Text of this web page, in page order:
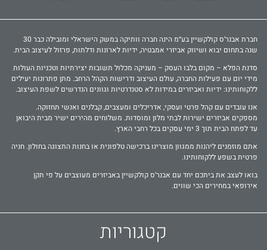
חברת אבנר‘ס קולקשיין בע״מ הינה חברה וותיקה במשק הישראלי ומובילה כבר 30
שנה בתחום יבוא ושיווק אביזרי אמבטיה, ידיות לארונות ודלתות, פרזול לעיצוב הבית.
סדנת הפלא – מקום בלבו העסק – מעניקה מכלול תשובות יצירתיות וטכניות העולות
מידי יום עם פעילות החברה, עולם העיצוב ודרישות הקהל הרחב. מתן פתרונות יעילים
ללקוחותינו: ידיות ואביזרים במידות לא סטנדרטיות וגוונים הנדרשים לשפת העיצוב.
אנו עובדים עם קהל פרטי ועסקי, אדריכלים ומעצבים, קבלנים ואנשי תחזוקה.
מספקים אביזרים ישירות לבתי מלון ומוסדות. משלוחים מהירים ישיר מבית היבואן
עד לפתח הבית תוך 3 ימי עסקים בכל רחבי הארץ.
אתם מוזמנים ליהנות ממגוון מוצרינו ברכישה טלפונית או בחנות התצוגה בחולון. חניה
פרטית בשפע ללקוחותינו.
בואו לעצב את ביתכם יחד עם אבנר‘ס קולקשיין באביזרים מעוצבים על פי תקן
אירופאי במחירים הכי שווים.
קטגוריות